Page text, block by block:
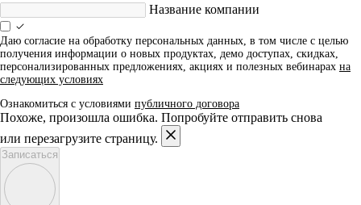
Название компании
Даю согласие на обработку персональных данных, в том числе с целью
получения информации о новых продуктах, демо доступах, скидках,
персонализированных предложениях, акциях и полезных вебинарах на
следующих условиях
Ознакомиться с условиями публичного договора
Похоже, произошла ошибка. Попробуйте отправить снова
или перезагрузите страницу.
Записаться